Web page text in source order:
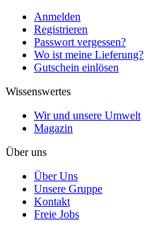
Anmelden
Registrieren
Passwort vergessen?
Wo ist meine Lieferung?
Gutschein einlösen
Wissenswertes
Wir und unsere Umwelt
Magazin
Über uns
Über Uns
Unsere Gruppe
Kontakt
Freie Jobs